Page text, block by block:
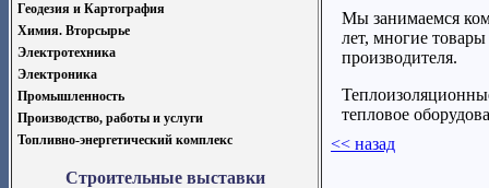
Геодезия и Картография
Химия. Вторсырье
Электротехника
Электроника
Промышленность
Производство, работы и услуги
Топливно-энергетический комплекс
Строительные выставки
Мы занимаемся
лет, многие
производителя.
тепловое
<< назад